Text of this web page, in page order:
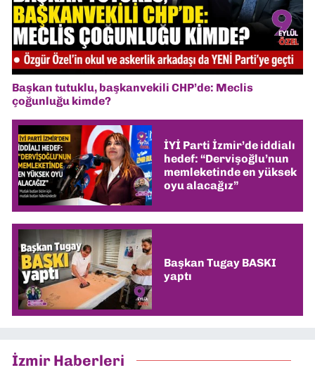
Başkan tutuklu, başkanvekili CHP’de: Meclis
çoğunluğu kimde?
İYİ Parti İzmir’de iddialı
hedef: “Dervişoğlu’nun
memleketinde en yüksek
oyu alacağız”
Başkan Tugay BASKI
yaptı
İzmir Haberleri